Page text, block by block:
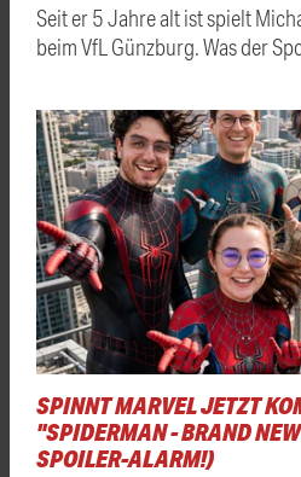
Seit er 5 Jahre alt ist spielt
beim VfL Günzburg. Was der
SPINNT MARVEL JETZT
"SPIDERMAN - BRAND
SPOILER-ALARM!)